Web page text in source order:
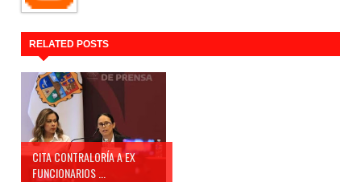
RELATED POSTS
CITA CONTRALORÍA A EX
FUNCIONARIOS ...